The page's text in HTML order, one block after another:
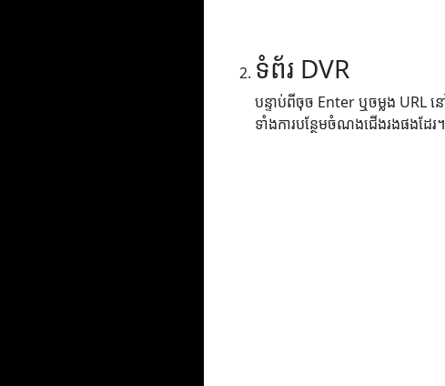
ទំព័រ DVR
បន្ទាប់ពីចុច Enter ឬចម្លង URL
ទាំងការបន្ថែមចំណងជើងរងផងដែរ